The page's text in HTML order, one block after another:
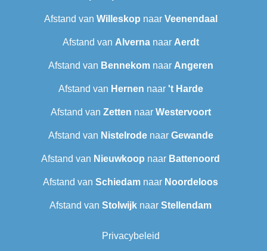
Afstand van Willeskop naar Veenendaal
Afstand van Alvernanaar Aerdt
Afstand van Bennekomnaar Angeren
Afstand van Hernen naar 't Harde
Afstand van Zetten naar Westervoort
Afstand van Nistelrodenaar Gewande
Afstand van Nieuwkoop naar Battenoord
Afstand van Schiedam naar Noordeloos
Afstand van Stolwijk naar Stellendam
Privacybeleid